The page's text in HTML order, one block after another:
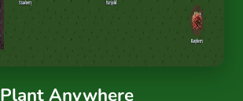
Plant Anywhere